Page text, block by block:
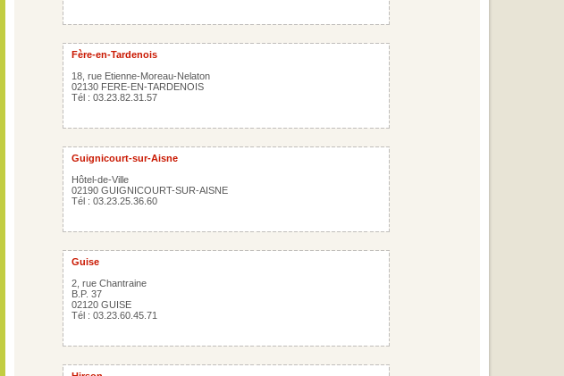
Fère-en-Tardenois
18, rue Etienne-Moreau-Nelaton
02130 FERE-EN-TARDENOIS
Tél : 03.23.82.31.57
Guignicourt-sur-Aisne
Hôtel-de-Ville
02190 GUIGNICOURT-SUR-AISNE
Tél : 03.23.25.36.60
Guise
2, rue Chantraine
B.P. 37
02120 GUISE
Tél : 03.23.60.45.71